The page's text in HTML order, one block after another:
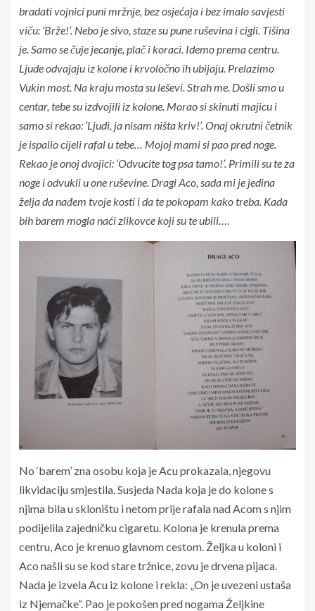
bradati vojnici puni mržnje, bez osjećaja i bez imalo savjesti
viču: ‘Brže!’. Nebo je sivo, staze su pune ruševina i cigli. Tišina
je. Samo se čuje jecanje, plač i koraci. Idemo prema centru.
Ljude odvajaju iz kolone i krvoločno ih ubijaju. Prelazimo
Vukin most. Na kraju mosta su leševi. Strah me. Došli smo u
centar, tebe su izdvojili iz kolone. Morao si skinuti majicu i
samo si rekao: ‘Ljudi, ja nisam ništa kriv!’. Onaj okrutni četnik
je ispalio cijeli rafal u tebe… Mojoj mami si pao pred noge.
Rekao je onoj dvojici: ‘Odvucite tog psa tamo!’. Primili su te za
noge i odvukli u one ruševine. Dragi Aco, sada mi je jedina
želja da nađem tvoje kosti i da te pokopam kako treba. Kada
bih barem mogla naći zlikovce koji su te ubili….
No ‘barem’ zna osobu koja je Acu prokazala, njegovu
likvidaciju smjestila. Susjeda Nada koja je do kolone s
njima bila u skloništu i netom prije rafala nad Acom s njim
podijelila zajedničku cigaretu. Kolona je krenula prema
centru, Aco je krenuo glavnom cestom. Željka u koloni i
Aco našli su se kod stare tržnice, zovu je drvena pijaca.
Nada je izvela Acu iz kolone i rekla: „On je uvezeni ustaša
iz Njemačke“. Pao je pokošen pred nogama Željkine